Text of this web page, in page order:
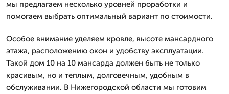
мы предлагаем несколько уровней проработки и
помогаем выбрать оптимальный вариант по стоимости.
Особое внимание уделяем кровле, высоте мансардного
этажа, расположению окон и удобству эксплуатации.
Такой дом 10 на 10 мансарда должен быть не только
красивым, но и теплым, долговечным, удобным в
обслуживании. В Нижегородской области мы готовим